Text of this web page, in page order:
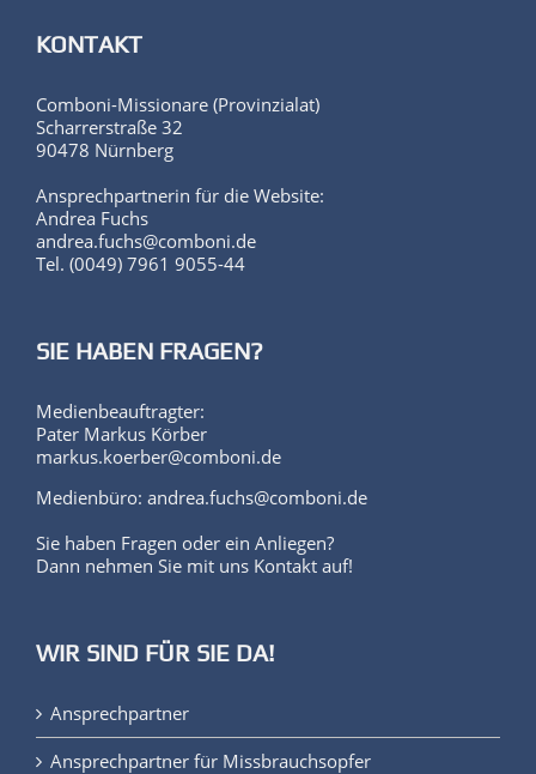
KONTAKT
Comboni-Missionare (Provinzialat)
Scharrerstraße 32
90478 Nürnberg
Ansprechpartnerin für die Website:
Andrea Fuchs
andrea.fuchs@comboni.de
Tel. (0049) 7961 9055-44
SIE HABEN FRAGEN?
Medienbeauftragter:
Pater Markus Körber
markus.koerber@comboni.de
Medienbüro: andrea.fuchs@comboni.de
Sie haben Fragen oder ein Anliegen?
Dann nehmen Sie mit uns Kontakt auf!
WIR SIND FÜR SIE DA!
Ansprechpartner
Ansprechpartner für Missbrauchsopfer